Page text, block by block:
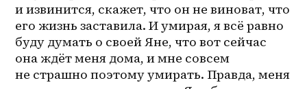
и извинится, скажет, что он не виноват, что
его жизнь заставила. И умирая, я всё равно
буду думать о своей Яне, что вот сейчас
она ждёт меня дома, и мне совсем
не страшно поэтому умирать. Правда, меня